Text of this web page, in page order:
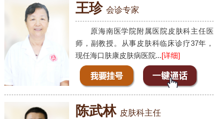
王珍 会诊专家
原海南医学院附属医院皮肤科主任医
师，副教授。从事皮肤科临床诊疗37年，
现任海口肤康皮肤病医院...[详细]
陈武林 皮肤科主任